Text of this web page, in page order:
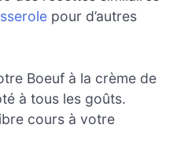
pour d’autres
Boeuf à la crème de
à tous les goûts.
cours à votre